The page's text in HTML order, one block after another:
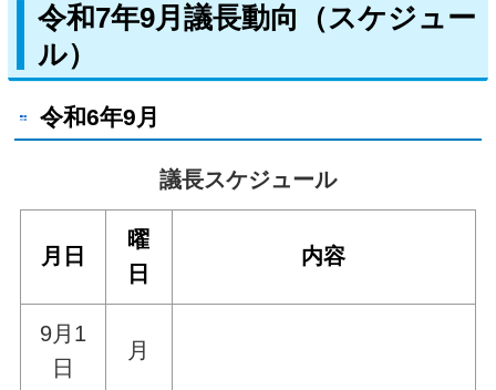
令和7年9月議長動向（スケジュー
ル）
令和6年9月
議長スケジュール
月日
曜
日
内容
9月1
日
月